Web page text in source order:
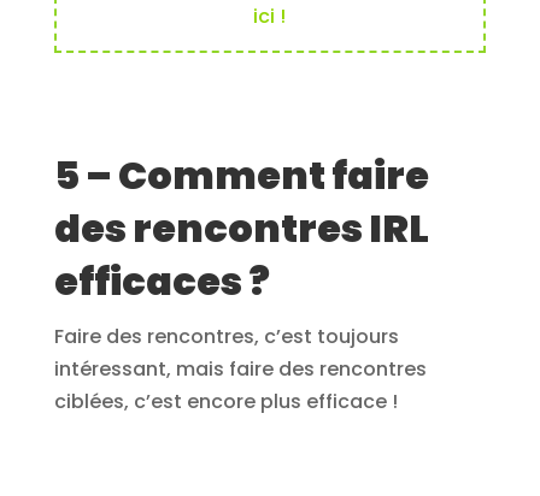
ici !
5 – Comment faire
des rencontres IRL
efficaces ?
Faire des rencontres, c’est toujours
intéressant, mais faire des rencontres
ciblées, c’est encore plus efficace !